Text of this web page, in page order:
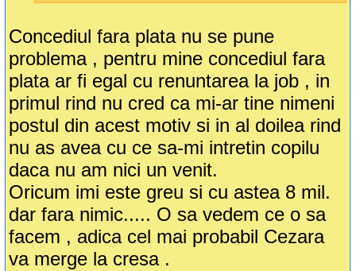
Concediul fara plata nu se pune
problema , pentru mine concediul fara
plata ar fi egal cu renuntarea la job , in
primul rind nu cred ca mi-ar tine nimeni
postul din acest motiv si in al doilea rind
nu as avea cu ce sa-mi intretin copilu
daca nu am nici un venit.
Oricum imi este greu si cu astea 8 mil.
dar fara nimic..... O sa vedem ce o sa
facem , adica cel mai probabil Cezara
va merge la cresa .